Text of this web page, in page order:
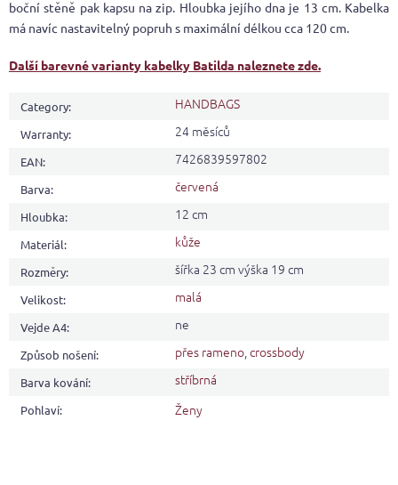
boční stěně pak kapsu na zip. Hloubka jejího dna je 13 cm. Kabelka
má navíc nastavitelný popruh s maximální délkou cca 120 cm.
Další barevné varianty kabelky Batilda naleznete zde.
Category: HANDBAGS
Warranty: 24 měsíců
EAN: 7426839597802
Barva: červená
Hloubka: 12 cm
Materiál: kůže
Rozměry: šířka 23 cm výška 19 cm
Velikost: malá
Vejde A4: ne
Způsob nošení: přes rameno,crossbody
Barva kování: stříbrná
Pohlaví: Ženy